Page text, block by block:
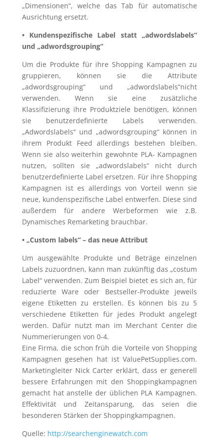
„Dimensionen“, welche das Tab für automatische
Ausrichtung ersetzt.
• Kundenspezifische Label statt „adwordslabels“
und „adwordsgrouping“
Um die Produkte für ihre Shopping Kampagnen zu
gruppieren, können sie die Attribute
„adwordsgrouping“ und „adwordslabels“nicht
verwenden. Wenn sie eine zusätzliche
Klassifizierung ihre Produktziele benötigen, können
sie benutzerdefinierte Labels verwenden.
„Adwordslabels“ und „adwordsgrouping“ können in
ihrem Produkt Feed allerdings bestehen bleiben.
Wenn sie also weiterhin gewohnte PLA- Kampagnen
nutzen, sollten sie „adwordslabels“ nicht durch
benutzerdefinierte Label ersetzen. Für ihre Shopping
Kampagnen ist es allerdings von Vorteil wenn sie
neue, kundenspezifische Label entwerfen. Diese sind
außerdem für andere Werbeformen wie z.B.
Dynamisches Remarketing brauchbar.
• „Custom labels“ – das neue Attribut
Um ausgewählte Produkte und Beträge einzelnen
Labels zuzuordnen, kann man zukünftig das „costum
Label“ verwenden. Zum Beispiel bietet es sich an, für
reduzierte Ware oder Bestseller-Produkte jeweils
eigene Etiketten zu erstellen. Es können bis zu 5
verschiedene Etiketten für jedes Produkt angelegt
werden. Dafür nutzt man im Merchant Center die
Nummerierungen von 0-4.
Eine Firma, die schon früh die Vorteile von Shopping
Kampagnen gesehen hat ist ValuePetSupplies.com.
Marketingleiter Nick Carter erklärt, dass er generell
bessere Erfahrungen mit den Shoppingkampagnen
gemacht hat anstelle der üblichen PLA Kampagnen.
Effektivität und Zeitansparung, das seien die
besonderen Stärken der Shoppingkampagnen.
Quelle: http://searchenginewatch.com